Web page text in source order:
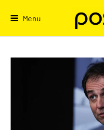
Menu